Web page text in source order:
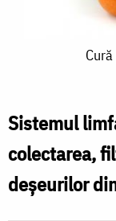
limfatică
Sistemul
colectarea,
deșeurilor